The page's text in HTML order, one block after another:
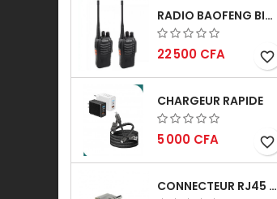
RADIO BAOFENG BIDIRECTIONNELLE
22 500 CFA favorite_border
CHARGEUR RAPIDE
5 000 CFA favorite_border
CONNECTEUR RJ45 FEMELLE/FEMELLE